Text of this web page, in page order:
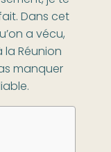
Dans cet
a vécu,
Réunion
manquer